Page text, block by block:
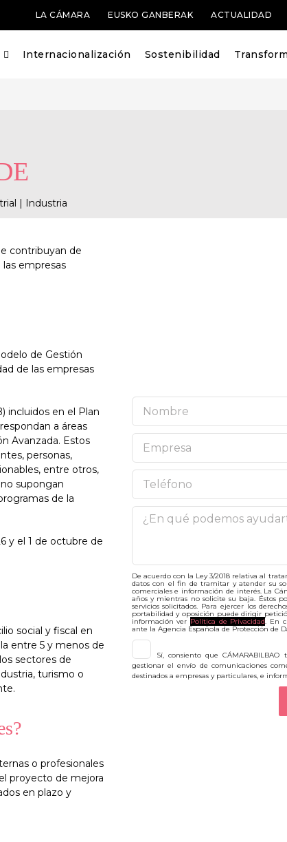
LA CÁMARA EUSKO GANBERAK ACTUALIDAD
Internacionalización Sostenibilidad
| Industria
contribuyan de
empresas
de Gestión
de las empresas
incluidos en el Plan
a áreas
Avanzada. Estos
personas,
entre otros,
supongan
de la
y el 1 de octubre de
social y fiscal en
entre 5 y menos de
sectores de
turismo o
o profesionales
proyecto de mejora
en plazo y
De acuerdo con la Ley 3/2018 relativa al
datos con el fin de tramitar y atender su
comerciales e información de interés. La
años y mientras no solicite su baja. Éstos
servicios solicitados. Para ejercer los
portabilidad y oposición puede dirigir
información ver Política de Privacidad . En
ante la Agencia Española de Protección de
Sí, consiento que
gestionar el envío de comunicaciones
destinados a empresas y particulares, e